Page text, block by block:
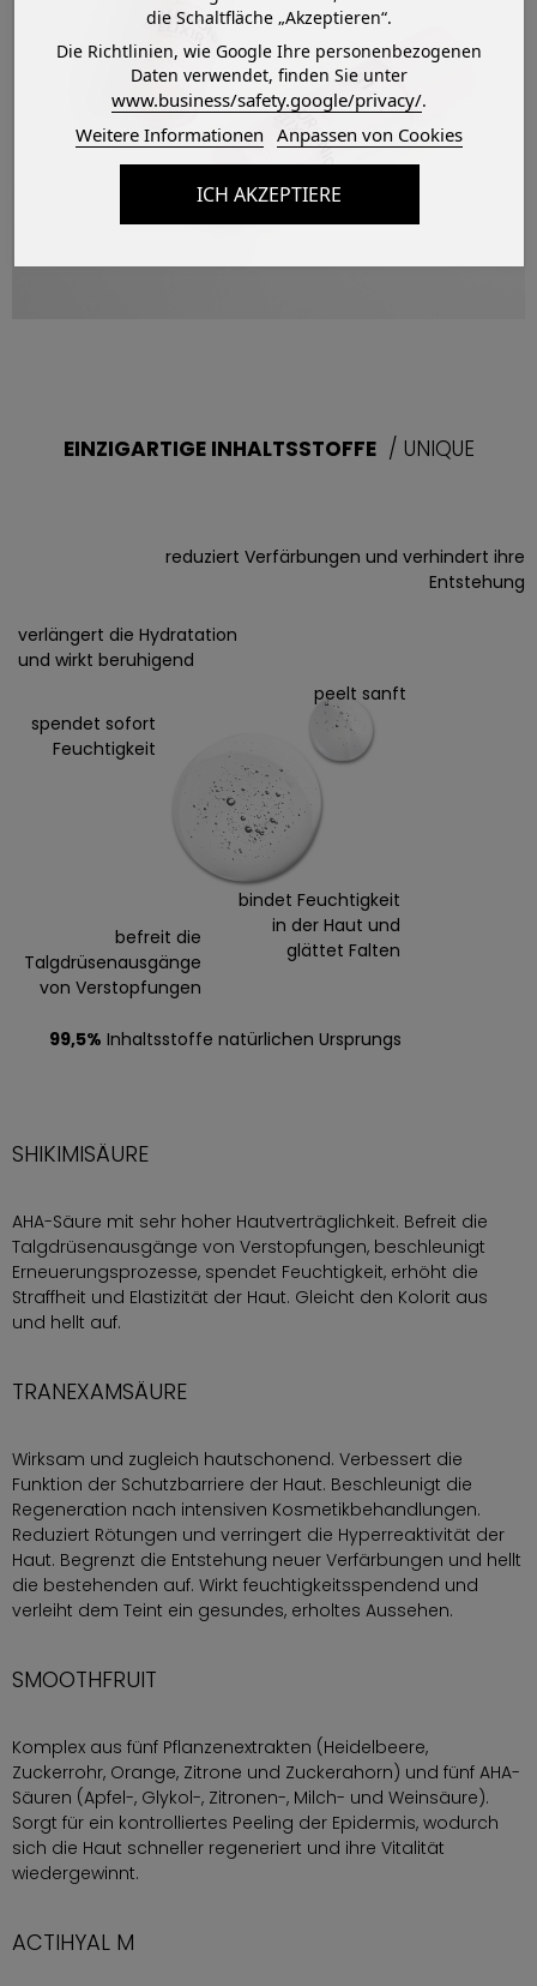
EINZIGARTIGE INHALTSSTOFFE / UNIQUE
reduziert Verfärbungen und verhindert ihre
Entstehung
peelt sanft
spendet sofort
Feuchtigkeit
befreit die
Talgdrüsenausgänge
von Verstopfungen
99,5% Inhaltsstoffe natürlichen Ursprungs
verlängert die Hydratation
und wirkt beruhigend
bindet Feuchtigkeit
in der Haut und
glättet Falten
SHIKIMISÄURE
AHA-Säure mit sehr hoher Hautverträglichkeit. Befreit die
Talgdrüsenausgänge von Verstopfungen, beschleunigt
Erneuerungsprozesse, spendet Feuchtigkeit, erhöht die
Straffheit und Elastizität der Haut. Gleicht den Kolorit aus
und hellt auf.
TRANEXAMSÄURE
Wirksam und zugleich hautschonend. Verbessert die
Funktion der Schutzbarriere der Haut. Beschleunigt die
Regeneration nach intensiven Kosmetikbehandlungen.
Reduziert Rötungen und verringert die Hyperreaktivität der
Haut. Begrenzt die Entstehung neuer Verfärbungen und hellt
die bestehenden auf. Wirkt feuchtigkeitsspendend und
verleiht dem Teint ein gesundes, erholtes Aussehen.
SMOOTHFRUIT
Komplex aus fünf Pflanzenextrakten (Heidelbeere,
Zuckerrohr, Orange, Zitrone und Zuckerahorn) und fünf AHA-
Säuren (Apfel-, Glykol-, Zitronen-, Milch- und Weinsäure).
Sorgt für ein kontrolliertes Peeling der Epidermis, wodurch
sich die Haut schneller regeneriert und ihre Vitalität
wiedergewinnt.
ACTIHYAL M
die Schaltfläche „Akzeptieren“.
Die Richtlinien, wie Google Ihre personenbezogenen
Daten verwendet, finden Sie unter
www.business/safety.google/privacy/.
Weitere Informationen Anpassen von Cookies
ICH AKZEPTIERE